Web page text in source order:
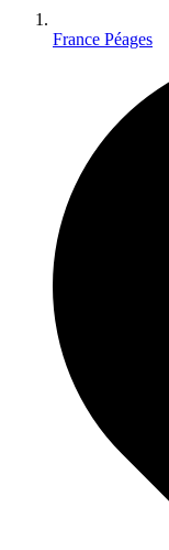
France Péages